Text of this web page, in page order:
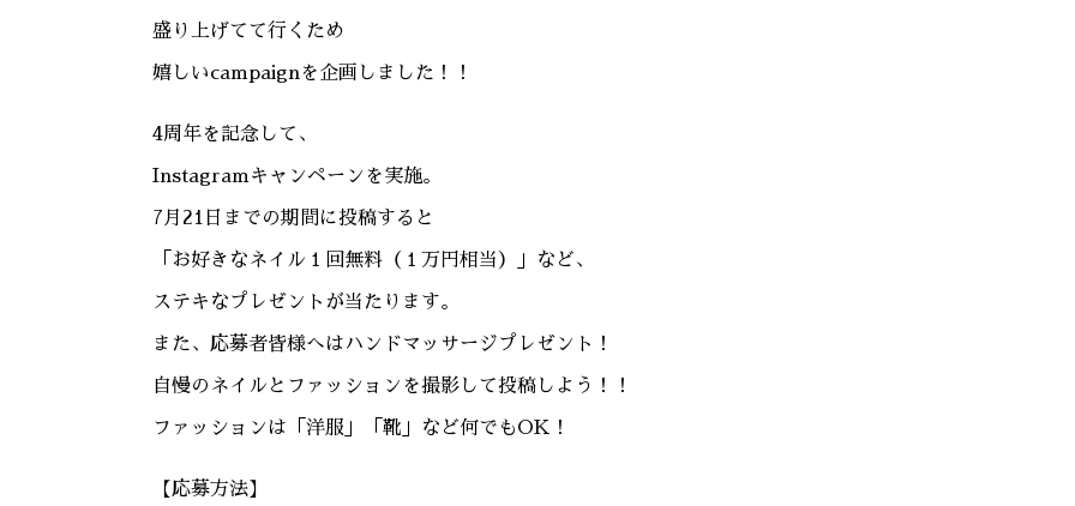
盛り上げてて行くため
嬉しいcampaignを企画しました！！
4周年を記念して、
Instagramキャンペーンを実施。
7月21日までの期間に投稿すると
「お好きなネイル１回無料（１万円相当）」など、
ステキなプレゼントが当たります。
また、応募者皆様へはハンドマッサージプレゼント！
自慢のネイルとファッションを撮影して投稿しよう！！
ファッションは「洋服」「靴」など何でもOK！
【応募方法】